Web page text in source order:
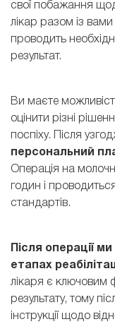
свої побажання
лікар разом із
проводить
результат.
Ви маєте
оцінити різні
поспіху. Після
персональний
Операція на
годин і
стандартів.
Після операції
етапах
лікаря є ключовим
результату, тому
інструкції щодо